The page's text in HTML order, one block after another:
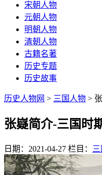
宋朝人物
元朝人物
明朝人物
清朝人物
古籍名著
历史专题
历史故事
历史人物网 > 三国人物 >
张嶷简介-三国时
日期：2021-04-27 栏目：